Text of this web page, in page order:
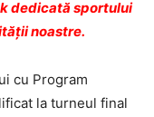
dedicată sportului
noastre.
cu Program
la turneul final